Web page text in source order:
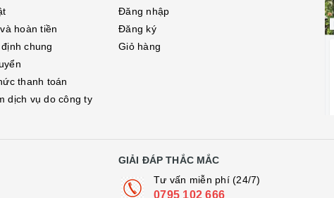
hoàn tiền
chung
thanh toán
dịch vụ do công ty
Đăng nhập
Đăng ký
Giỏ hàng
GIẢI ĐÁP THẮC MẮC
Tư vấn miễn phí (24/7)
0795 102 666